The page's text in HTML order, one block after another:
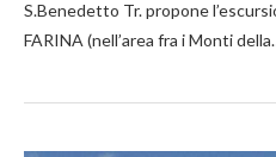
S.Benedetto Tr. propone
FARINA (nell’area fra i Monti